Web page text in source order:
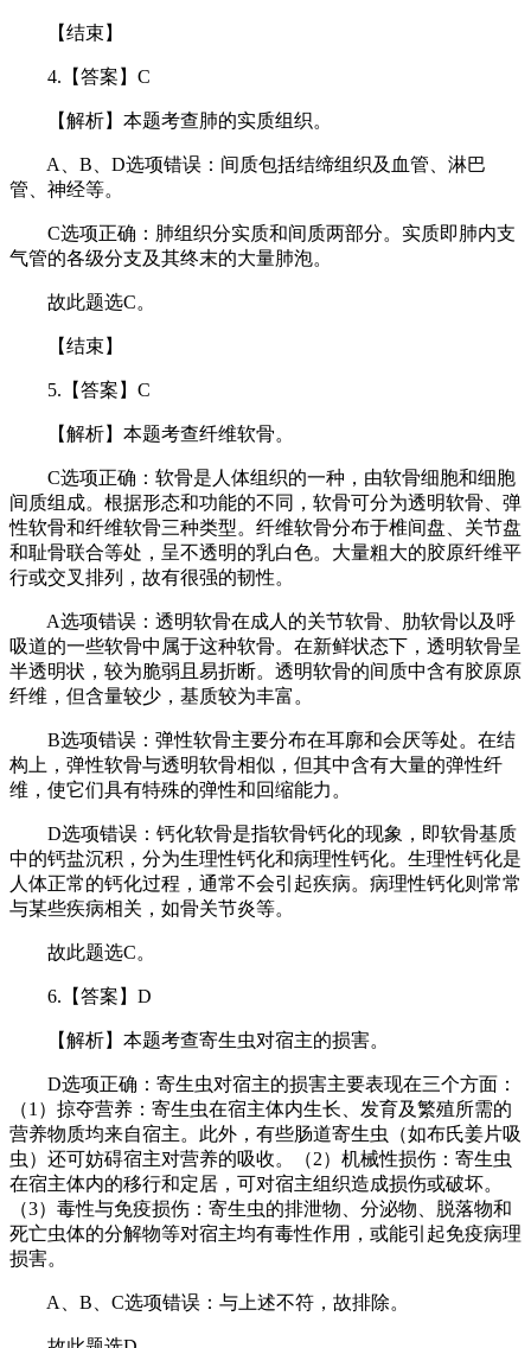
【结束】
4.【答案】C
【解析】本题考查肺的实质组织。
A、B、D选项错误：间质包括结缔组织及血管、淋巴
管、神经等。
C选项正确：肺组织分实质和间质两部分。实质即肺内支
气管的各级分支及其终末的大量肺泡。
故此题选C。
【结束】
5.【答案】C
【解析】本题考查纤维软骨。
C选项正确：软骨是人体组织的一种，由软骨细胞和细胞
间质组成。根据形态和功能的不同，软骨可分为透明软骨、弹
性软骨和纤维软骨三种类型。纤维软骨分布于椎间盘、关节盘
和耻骨联合等处，呈不透明的乳白色。大量粗大的胶原纤维平
行或交叉排列，故有很强的韧性。
A选项错误：透明软骨在成人的关节软骨、肋软骨以及呼
吸道的一些软骨中属于这种软骨。在新鲜状态下，透明软骨呈
半透明状，较为脆弱且易折断。透明软骨的间质中含有胶原原
纤维，但含量较少，基质较为丰富。
B选项错误：弹性软骨主要分布在耳廓和会厌等处。在结
构上，弹性软骨与透明软骨相似，但其中含有大量的弹性纤
维，使它们具有特殊的弹性和回缩能力。
D选项错误：钙化软骨是指软骨钙化的现象，即软骨基质
中的钙盐沉积，分为生理性钙化和病理性钙化。生理性钙化是
人体正常的钙化过程，通常不会引起疾病。病理性钙化则常常
与某些疾病相关，如骨关节炎等。
故此题选C。
6.【答案】D
【解析】本题考查寄生虫对宿主的损害。
D选项正确：寄生虫对宿主的损害主要表现在三个方面：
（1）掠夺营养：寄生虫在宿主体内生长、发育及繁殖所需的
营养物质均来自宿主。此外，有些肠道寄生虫（如布氏姜片吸
虫）还可妨碍宿主对营养的吸收。（2）机械性损伤：寄生虫
在宿主体内的移行和定居，可对宿主组织造成损伤或破坏。
（3）毒性与免疫损伤：寄生虫的排泄物、分泌物、脱落物和
死亡虫体的分解物等对宿主均有毒性作用，或能引起免疫病理
损害。
A、B、C选项错误：与上述不符，故排除。